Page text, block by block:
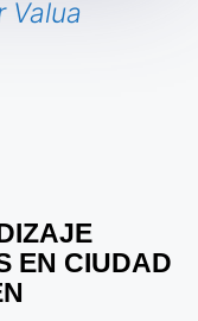
Valua
EN CIUDAD